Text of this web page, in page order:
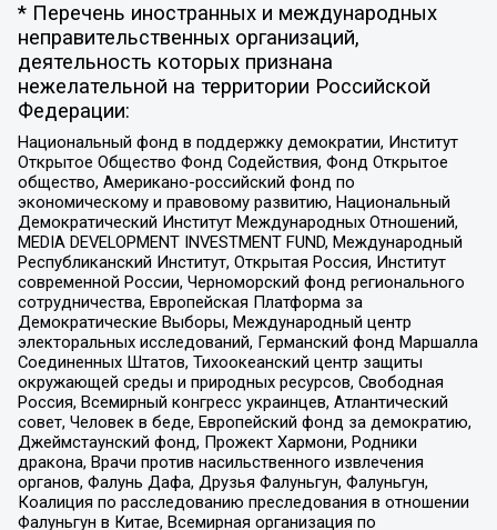
* Перечень иностранных и международных
неправительственных организаций,
деятельность которых признана
нежелательной на территории Российской
Федерации:
Национальный фонд в поддержку демократии, Институт
Открытое Общество Фонд Содействия, Фонд Открытое
общество, Американо-российский фонд по
экономическому и правовому развитию, Национальный
Демократический Институт Международных Отношений,
MEDIA DEVELOPMENT INVESTMENT FUND, Международный
Республиканский Институт, Открытая Россия, Институт
современной России, Черноморский фонд регионального
сотрудничества, Европейская Платформа за
Демократические Выборы, Международный центр
электоральных исследований, Германский фонд Маршалла
Соединенных Штатов, Тихоокеанский центр защиты
окружающей среды и природных ресурсов, Свободная
Россия, Всемирный конгресс украинцев, Атлантический
совет, Человек в беде, Европейский фонд за демократию,
Джеймстаунский фонд, Прожект Хармони, Родники
дракона, Врачи против насильственного извлечения
органов, Фалунь Дафа, Друзья Фалуньгун, Фалуньгун,
Коалиция по расследованию преследования в отношении
Фалуньгун в Китае, Всемирная организация по